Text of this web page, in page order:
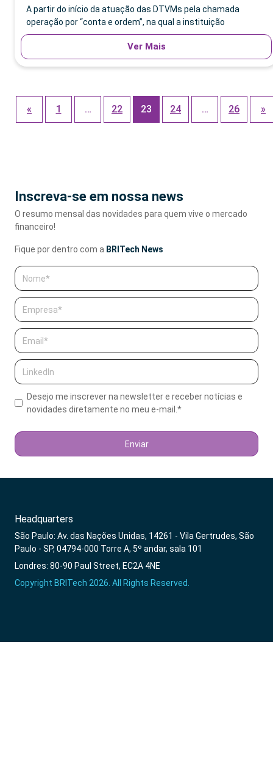
A partir do início da atuação das DTVMs pela chamada
operação por “conta e ordem”, na qual a instituição
Ver Mais
« 1 … 22 23 24 … 26 »
Inscreva-se em nossa news
O resumo mensal das novidades para quem vive o mercado
financeiro!
Fique por dentro com a BRITech News
Desejo me inscrever na newsletter e receber notícias e
novidades diretamente no meu e-mail. *
Headquarters
São Paulo: Av. das Nações Unidas, 14261 - Vila Gertrudes, São
Paulo - SP, 04794-000 Torre A, 5º andar, sala 101
Londres: 80-90 Paul Street, EC2A 4NE
Copyright BRITech 2026. All Rights Reserved.